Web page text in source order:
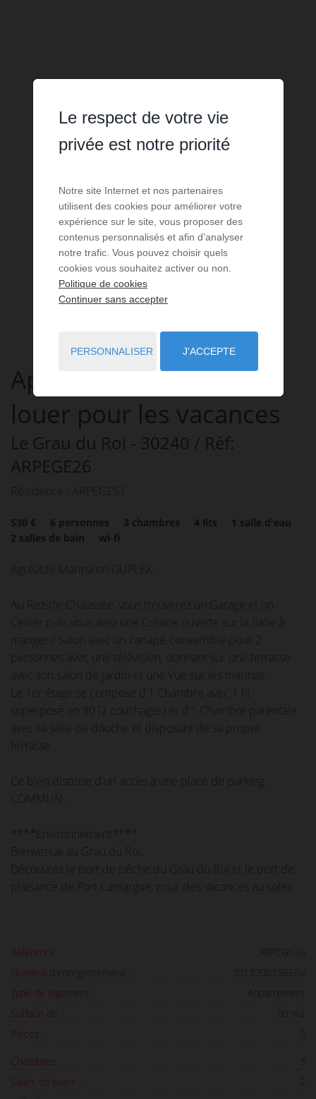
Appartement5 pièces
louer pour les vacances
Le Grau du Roi - 30240 / Réf:
ARPEGE26
Résidence : ARPEGES1
530 € 6 personnes 3 chambres 4 lits 1 salle d'eau
2 salles de bain wi-fi
Agréable Marina en DUPLEX.
Au Rez-de-Chaussée, vous trouverez un Garage et un
Cellier puis vous avez une Cuisine ouverte sur la Salle à
manger / Salon avec un canapé-convertible pour 2
personnes avec une télévision, donnant sur une terrasse
avec son salon de jardin et une Vue sur les marinas.
Le 1er étage se compose d'1 Chambre avec 1 lit
superposé en 90 (2 couchages) et d'1 Chambre parentale
avec sa salle de douche et disposant de sa propre
terrasse.
Ce bien dispose d'un accès a une place de parking
COMMUN .
****Environnement****
Bienvenue au Grau du Roi.
Découvrez le port de pêche du Grau du Roi et le port de
plaisance de Port Camargue, pour des vacances au soleil.
Référence :
Numéro d'enregistrement :
Type de logement :
Surface de :
Pièces :
Chambres :
Salles de bains :
Le respect de votre vie
privée est notre priorité
Notre site Internet et nos partenaires
utilisent des cookies pour améliorer votre
expérience sur le site, vous proposer des
contenus personnalisés et afin d’analyser
notre trafic. Vous pouvez choisir quels
cookies vous souhaitez activer ou non.
Politique de cookies
Continuer sans accepter
PERSONNALISER J'ACCEPTE